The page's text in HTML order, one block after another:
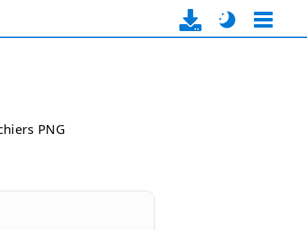
PNG